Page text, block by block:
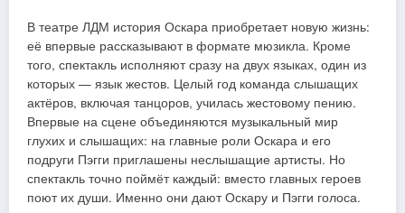
В театре ЛДМ история Оскара приобретает новую жизнь:
её впервые рассказывают в формате мюзикла. Кроме
того, спектакль исполняют сразу на двух языках, один из
которых — язык жестов. Целый год команда слышащих
актёров, включая танцоров, училась жестовому пению.
Впервые на сцене объединяются музыкальный мир
глухих и слышащих: на главные роли Оскара и его
подруги Пэгги приглашены неслышащие артисты. Но
спектакль точно поймёт каждый: вместо главных героев
поют их души. Именно они дают Оскару и Пэгги голоса.